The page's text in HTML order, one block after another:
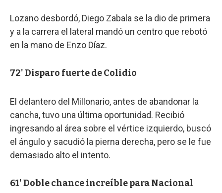
Lozano desbordó, Diego Zabala se la dio de primera
y a la carrera el lateral mandó un centro que rebotó
en la mano de Enzo Díaz.
72' Disparo fuerte de Colidio
El delantero del Millonario, antes de abandonar la
cancha, tuvo una última oportunidad. Recibió
ingresando al área sobre el vértice izquierdo, buscó
el ángulo y sacudió la pierna derecha, pero se le fue
demasiado alto el intento.
61' Doble chance increíble para Nacional